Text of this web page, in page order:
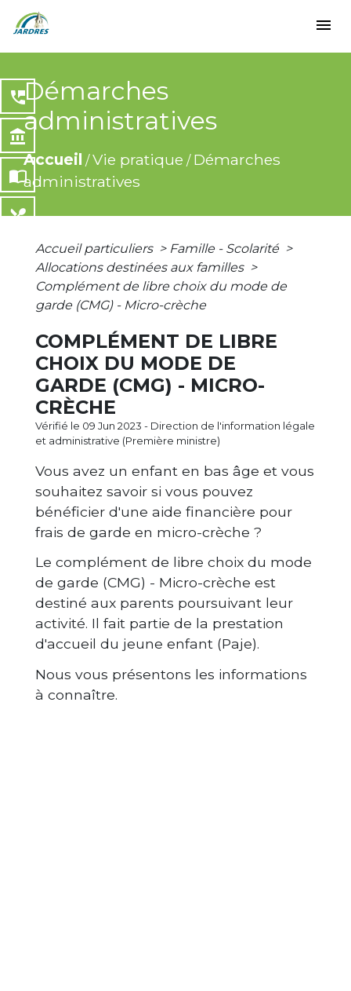
menu
Démarches
administratives
Accueil /Vie pratique / Démarches
administratives
perm_phone_msg
account_balance
import_contacts
local_dining
Accueil particuliers > Famille - Scolarité >
Allocations destinées aux familles >
Complément de libre choix du mode de
garde (CMG) - Micro-crèche
COMPLÉMENT DE LIBRE
CHOIX DU MODE DE
GARDE (CMG) - MICRO-
CRÈCHE
Vérifié le 09 Jun 2023 - Direction de l'information légale
et administrative (Première ministre)
Vous avez un enfant en bas âge et vous
souhaitez savoir si vous pouvez
bénéficier d'une aide financière pour
frais de garde en micro-crèche ?
Le complément de libre choix du mode
de garde (CMG) - Micro-crèche est
destiné aux parents poursuivant leur
activité. Il fait partie de la prestation
d'accueil du jeune enfant (Paje).
Nous vous présentons les informations
à connaître.